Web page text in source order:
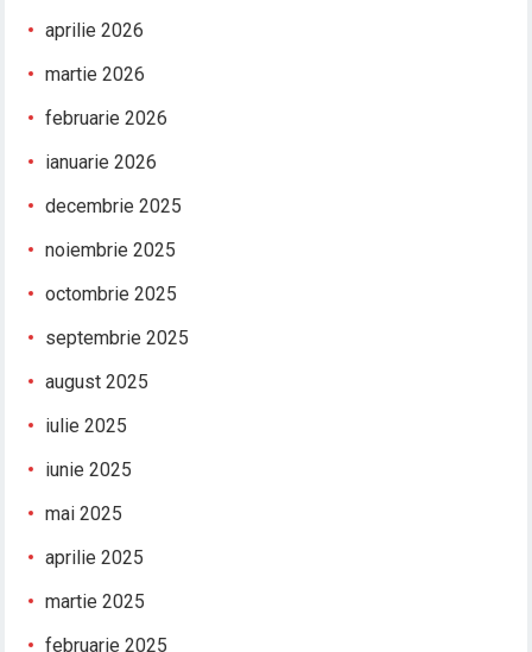
aprilie 2026
martie 2026
februarie 2026
ianuarie 2026
decembrie 2025
noiembrie 2025
octombrie 2025
septembrie 2025
august 2025
iulie 2025
iunie 2025
mai 2025
aprilie 2025
martie 2025
februarie 2025